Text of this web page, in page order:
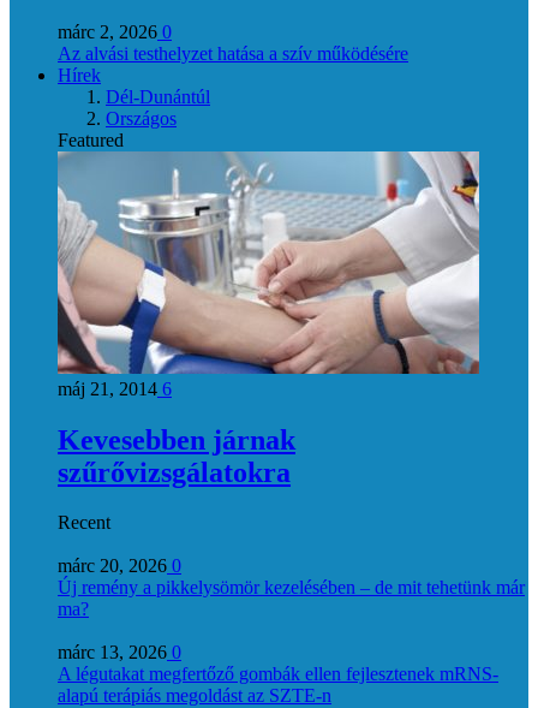
márc 2, 2026 0
Az alvási testhelyzet hatása a szív működésére
Hírek
Dél-Dunántúl
Országos
Featured
máj 21, 2014 6
Kevesebben járnak
szűrővizsgálatokra
Recent
márc 20, 2026 0
Új remény a pikkelysömör kezelésében – de mit tehetünk már
ma?
márc 13, 2026 0
A légutakat megfertőző gombák ellen fejlesztenek mRNS-
alapú terápiás megoldást az SZTE-n